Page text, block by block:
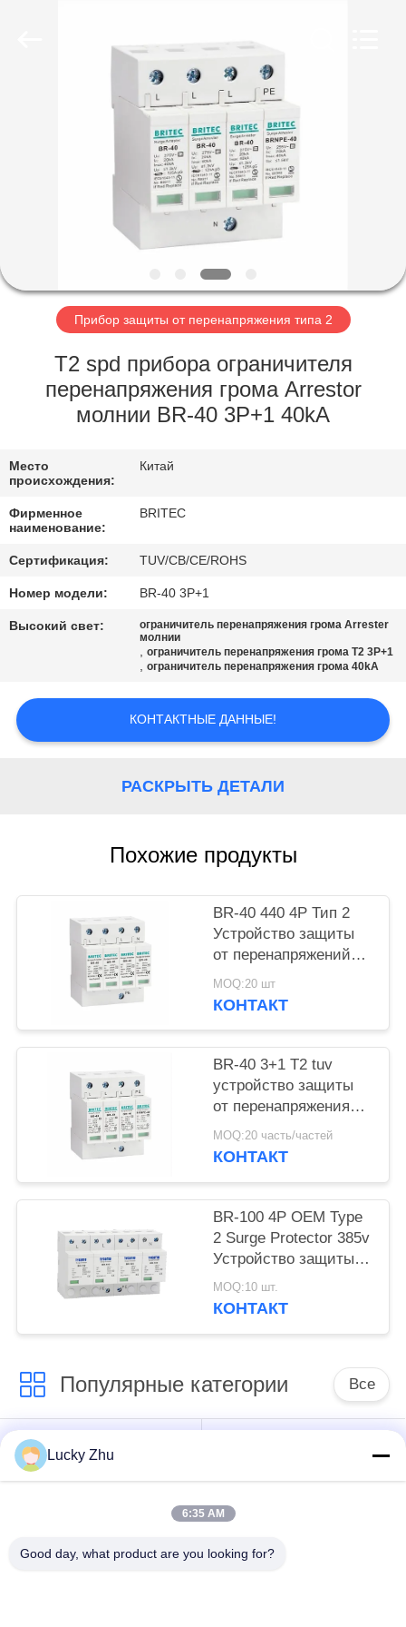
ГЛАВНАЯ
ПРОДУКЦИЯ
КОМПАНИИ
НАША
ФАБРИКА
КОНТРОЛЬ
КОНТАКТНЫЕ
ДАННЫЕ
НОВОСТИ
VR
ПОЛИТИКА
КОНФИДЕНЦИАЛЬНОСТИ
Прибор защиты от перенапряжения типа 2
T2 spd прибора ограничителя
перенапряжения грома Arrestor
молнии BR-40 3P+1 40kA
Место
происхождения:
Китай
Фирменное
наименование:
BRITEC
Сертификация: TUV/CB/CE/ROHS
Номер модели: BR-40 3P+1
Высокий свет:
ограничитель перенапряжения грома Arrester
молнии
,ограничитель перенапряжения грома T2 3P+1
,ограничитель перенапряжения грома 40kA
КОНТАКТНЫЕ ДАННЫЕ!
РАСКРЫТЬ ДЕТАЛИ
Похожие продукты
BR-40 440 4P Тип 2
Устройство защиты
от перенапряжений
40ка SPD T2
Разрядник для
перенапряжений
Перенапряжения 440
В Разрядник для
перенапряжений spd
Тип 2
MOQ:20 шт
КОНТАКТ
BR-40 3+1 T2 tuv
устройство защиты
от перенапряжения
типа 2 Устройство
защиты от
от перенапряжения
MOQ:20 часть/частей
КОНТАКТ
BR-100 4P OEM Type
2 Surge Protector 385v
Устройство защиты
от перенапряжения
SPD варистор
MOQ:10 шт.
КОНТАКТ
Популярные категории Все
Прибор защиты от
перенапряжения
типа 1
перенапряжения
приспособления 3
Lucky Zhu
6:35 AM
Good day, what product are you looking for?